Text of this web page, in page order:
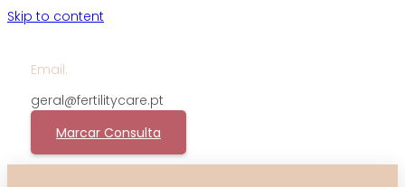
Skip to content
Email:
geral@fertilitycare.pt
Marcar Consulta